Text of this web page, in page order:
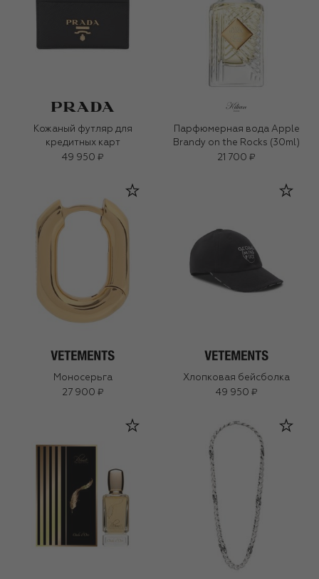
Кожаный футляр для
кредитных карт
49 950 ₽
Парфюмерная вода Apple
Brandy on the Rocks (30ml)
21 700 ₽
Моносерьга
27 900 ₽
Хлопковая бейсболка
49 950 ₽